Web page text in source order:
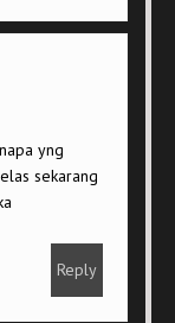
yng
sekarang
Reply